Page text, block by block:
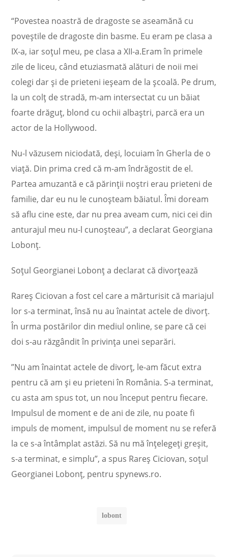
“Povestea noastră de dragoste se aseamănă cu
poveștile de dragoste din basme. Eu eram pe clasa a
IX-a, iar soțul meu, pe clasa a XII-a.Eram în primele
zile de liceu, când etuziasmată alături de noii mei
colegi dar și de prieteni ieșeam de la școală. Pe drum,
la un colț de stradă, m-am intersectat cu un băiat
foarte drăguț, blond cu ochii albaștri, parcă era un
actor de la Hollywood.
Nu-l văzusem niciodată, deși, locuiam în Gherla de o
viață. Din prima cred că m-am îndrăgostit de el.
Partea amuzantă e că părinții noștri erau prieteni de
familie, dar eu nu le cunoșteam băiatul. Îmi doream
să aflu cine este, dar nu prea aveam cum, nici cei din
anturajul meu nu-l cunoșteau”, a declarat Georgiana
Lobonț.
Soțul Georgianei Lobonț a declarat că divorțează
Rareș Ciciovan a fost cel care a mărturisit că mariajul
lor s-a terminat, însă nu au înaintat actele de divorț.
În urma postărilor din mediul online, se pare că cei
doi s-au răzgândit în privința unei separări.
”Nu am înaintat actele de divorț, le-am făcut extra
pentru că am și eu prieteni în România. S-a terminat,
cu asta am spus tot, un nou început pentru fiecare.
Impulsul de moment e de ani de zile, nu poate fi
impuls de moment, impulsul de moment nu se referă
la ce s-a întâmplat astăzi. Să nu mă înțelegeți greșit,
s-a terminat, e simplu”, a spus Rareș Ciciovan, soțul
Georgianei Lobonț, pentru spynews.ro.
lobont